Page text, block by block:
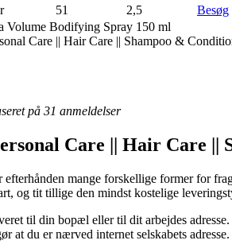
51 2,5
Besøg
Volume Bodifying Spray 150 ml
Care || Hair Care || Shampoo &
på 31 anmeldelser
Care || Hair Care
mange forskellige former for
og tit tillige den mindst kostelige
til din bopæl eller til dit arbejdes
at du er nærved internet selskabets adresse.